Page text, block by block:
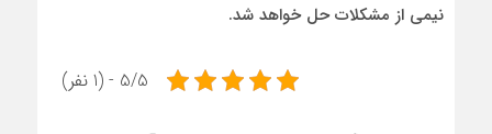
نیمی از مشکلات حل خواهد شد.
5/5 - (1 نفر)